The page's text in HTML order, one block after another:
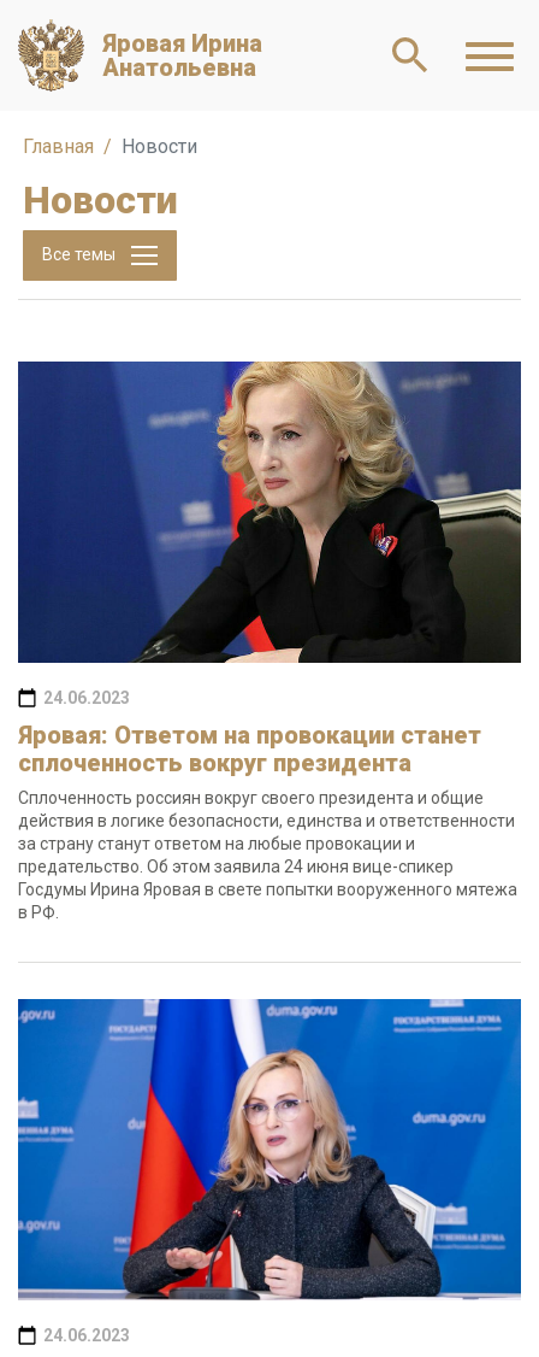
Яровая Ирина
Анатольевна
Главная Новости
Новости
Все темы
24.06.2023
Яровая: Ответом на провокации станет
сплоченность вокруг президента
Сплоченность россиян вокруг своего президента и общие
действия в логике безопасности, единства и ответственности
за страну станут ответом на любые провокации и
предательство. Об этом заявила 24 июня вице-спикер
Госдумы Ирина Яровая в свете попытки вооруженного мятежа
в РФ.
24.06.2023